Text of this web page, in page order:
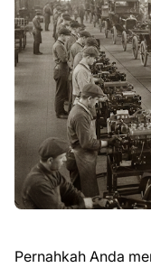
Pernahkah Anda